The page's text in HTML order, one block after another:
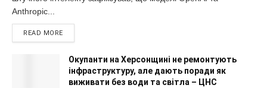
Anthropic...
READ MORE
Окупанти на Херсонщині не ремонтують
інфраструктуру, але дають поради як
виживати без води та світла – ЦНС